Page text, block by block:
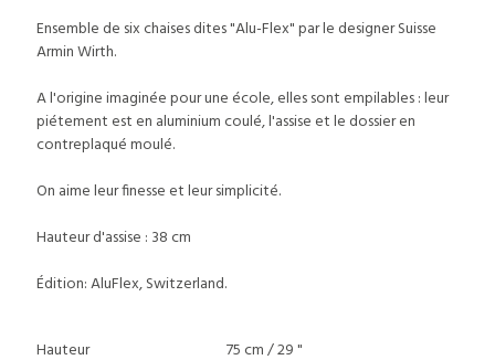
Ensemble de six chaises dites "Alu-Flex" par le designer Suisse
Armin Wirth.
A l'origine imaginée pour une école, elles sont empilables : leur
piétement est en aluminium coulé, l'assise et le dossier en
contreplaqué moulé.
On aime leur finesse et leur simplicité.
Hauteur d'assise : 38 cm
Édition: AluFlex, Switzerland.
Hauteur
75 cm / 29 "